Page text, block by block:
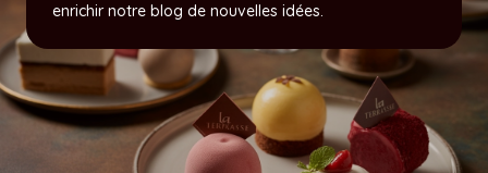
enrichir notre blog de nouvelles idées.